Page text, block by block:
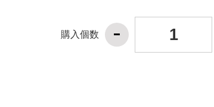
購入個数